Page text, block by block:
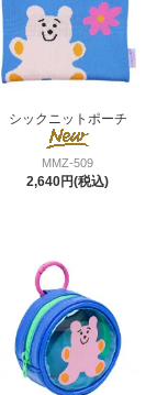
シックニットポーチ
MMZ-509
2,640円(税込)